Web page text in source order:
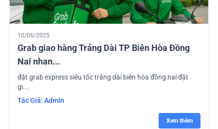
10/06/2025
Grab giao hàng Trảng Dài TP Biên Hòa Đồng
Nai nhan...
đặt grab express siêu tốc trảng dài biên hòa đồng nai đặt
gi...
Tác Giả: Admin
Xem thêm